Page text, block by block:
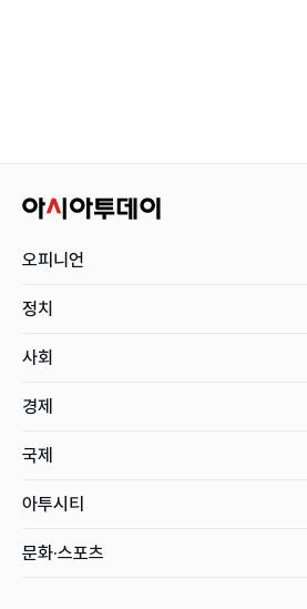
오피니언
정치
사회
경제
국제
아투시티
문화·스포츠